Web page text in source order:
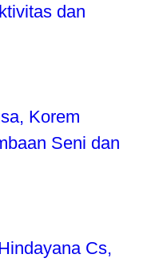
dan
Korem
Seni dan
Cs,